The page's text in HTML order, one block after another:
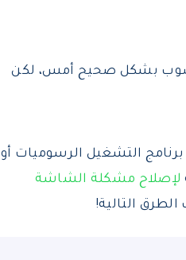
بشكل صحيح أمس، لكن
التشغيل الرسوميات أو
لإصلاح مشكلة الشاشة
التالية!